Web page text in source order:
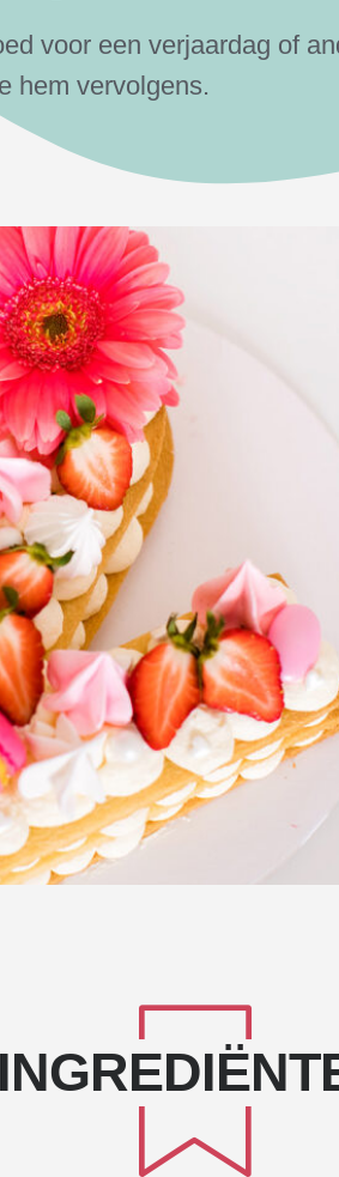
voor een verjaardag of
hem vervolgens.